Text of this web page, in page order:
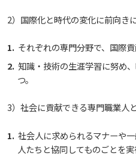
教育の特色
将来像
アドミッション・ポリ
教育研究上の目的・基
研究者要覧
学費・入学金等費用に
規定
規定・教育課程・シラ
広島国際大学施設等貸与
別表第1・第2 様式第
広島国際大学倫理委員
施設案内
施設紹介
東広島・呉キャンパス
大学広報
プレスリリース
ハラスメントについて
入試概要
職の種BOOK
資料請求
窓口での資料受取りに
関連情報
保健医療学部
総合リハビリテーショ
健康スポーツ学部
健康科学部
大学院・専攻科
医療科学研究科
保健医療学専攻
リハビリテーション学
健康科学研究科
医療福祉学専攻
看護学研究科
就職・キャリア支援
就職支援
就業力育成プログラム
産官学連携
研究連携相談
地域連携
2）国際化と時代の変化に前向き
それぞれの専門分野で、国際
知識・技術の生涯学習に努め
つ。
3）社会に貢献できる専門職業人
社会人に求められるマナーや
人たちと協同してものごとを実
アドミッション・ポリ
アドミッション・ポリ
生）
カリキュラム・ポリシー
カリキュラム・ポリシ
カリキュラム・ポリシ
生）
ディプロマ・ポリシー
ディプロマ・ポリシー
学園からのメッセージ
学生生活支援について
就職支援について
財務・事業計画等につ
施設を動画で紹介
キャンパスの歴史を振
学生寮・学生研修棟
メディア掲載情報
SNS公式アカウント
SDGsについて